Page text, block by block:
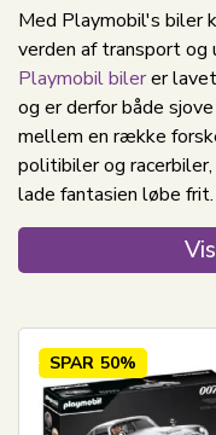
Med Playmobil's biler
verden af transport og
Playmobil bilerer
og er derfor både
mellem en række
politibiler og
lade fantasien løbe frit.
SPAR 50%